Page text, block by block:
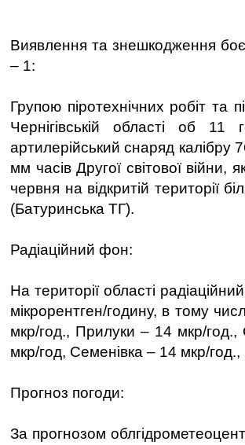
Виявлення та знешкодження
– 1:
Групою піротехнічних робіт
Чернігівській області об
артилерійський снаряд калібру
мм часів Другої світової
червня на відкритій території
(Батуринська ТГ).
Радіаційний фон:
На території області
мікрорентген/годину, в тому
мкр/год., Прилуки – 14 мкр/
мкр/год, Семенівка – 14 мкр/
Прогноз погоди:
За прогнозом